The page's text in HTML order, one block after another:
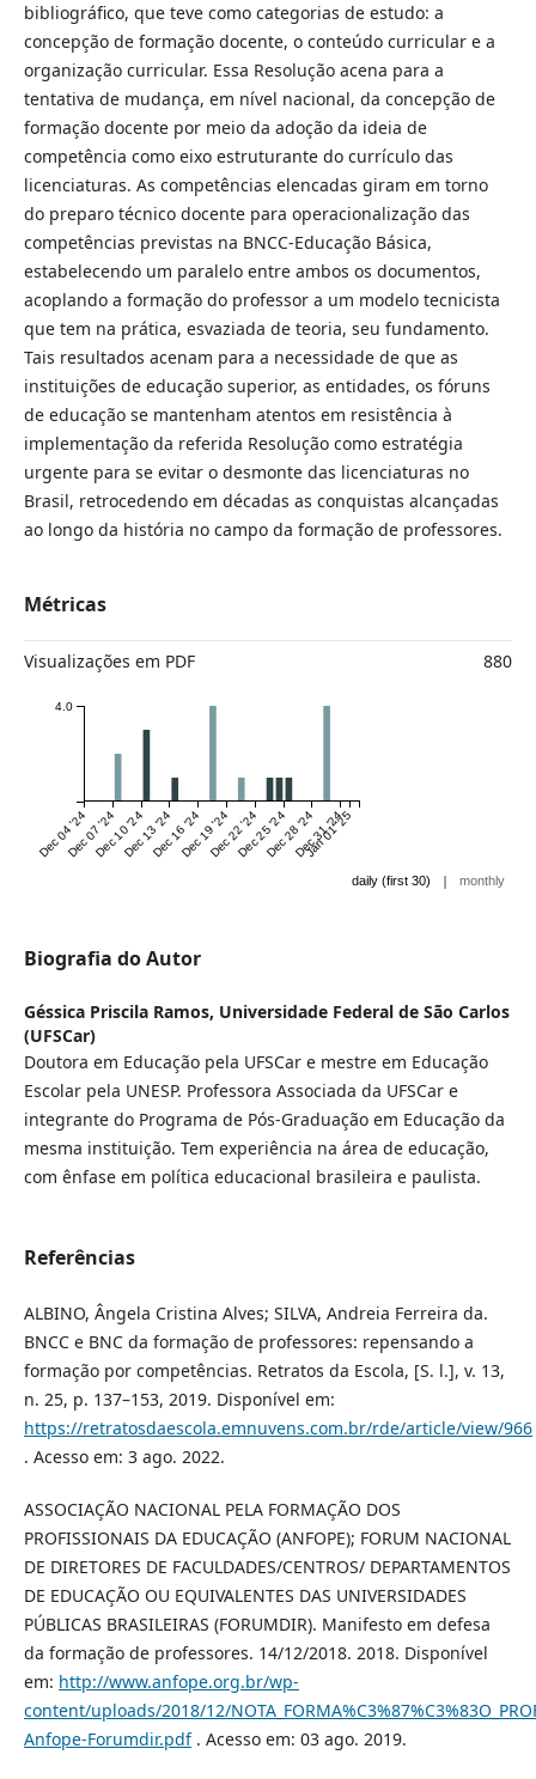
bibliográfico, que teve como categorias de estudo: a
concepção de formação docente, o conteúdo curricular e a
organização curricular. Essa Resolução acena para a
tentativa de mudança, em nível nacional, da concepção de
formação docente por meio da adoção da ideia de
competência como eixo estruturante do currículo das
licenciaturas. As competências elencadas giram em torno
do preparo técnico docente para operacionalização das
competências previstas na BNCC-Educação Básica,
estabelecendo um paralelo entre ambos os documentos,
acoplando a formação do professor a um modelo tecnicista
que tem na prática, esvaziada de teoria, seu fundamento.
Tais resultados acenam para a necessidade de que as
instituições de educação superior, as entidades, os fóruns
de educação se mantenham atentos em resistência à
implementação da referida Resolução como estratégia
urgente para se evitar o desmonte das licenciaturas no
Brasil, retrocedendo em décadas as conquistas alcançadas
ao longo da história no campo da formação de professores.
Métricas
Visualizações em PDF 880
Dec 04 '24Dec 07 '24Dec 10 '24Dec 13 '24Dec 16 '24Dec 19 '24Dec 22 '24Dec 25 '24Dec 28 '24Dec 31 '24
Jan 01 '25
4.0
daily (first 30) | monthly
Biografia do Autor
Géssica Priscila Ramos, Universidade Federal de São Carlos
(UFSCar)
Doutora em Educação pela UFSCar e mestre em Educação
Escolar pela UNESP. Professora Associada da UFSCar e
integrante do Programa de Pós-Graduação em Educação da
mesma instituição. Tem experiência na área de educação,
com ênfase em política educacional brasileira e paulista.
Referências
ALBINO, Ângela Cristina Alves; SILVA, Andreia Ferreira da.
BNCC e BNC da formação de professores: repensando a
formação por competências. Retratos da Escola, [S. l.], v. 13,
n. 25, p. 137–153, 2019. Disponível em:
https://retratosdaescola.emnuvens.com.br/rde/article/view/966
. Acesso em: 3 ago. 2022.
ASSOCIAÇÃO NACIONAL PELA FORMAÇÃO DOS
PROFISSIONAIS DA EDUCAÇÃO (ANFOPE); FORUM NACIONAL
DE DIRETORES DE FACULDADES/CENTROS/ DEPARTAMENTOS
DE EDUCAÇÃO OU EQUIVALENTES DAS UNIVERSIDADES
PÚBLICAS BRASILEIRAS (FORUMDIR). Manifesto em defesa
da formação de professores. 14/12/2018. 2018. Disponível
em: http://www.anfope.org.br/wp-
content/uploads/2018/12/
Anfope-Forumdir.pdf. Acesso em: 03 ago. 2019.